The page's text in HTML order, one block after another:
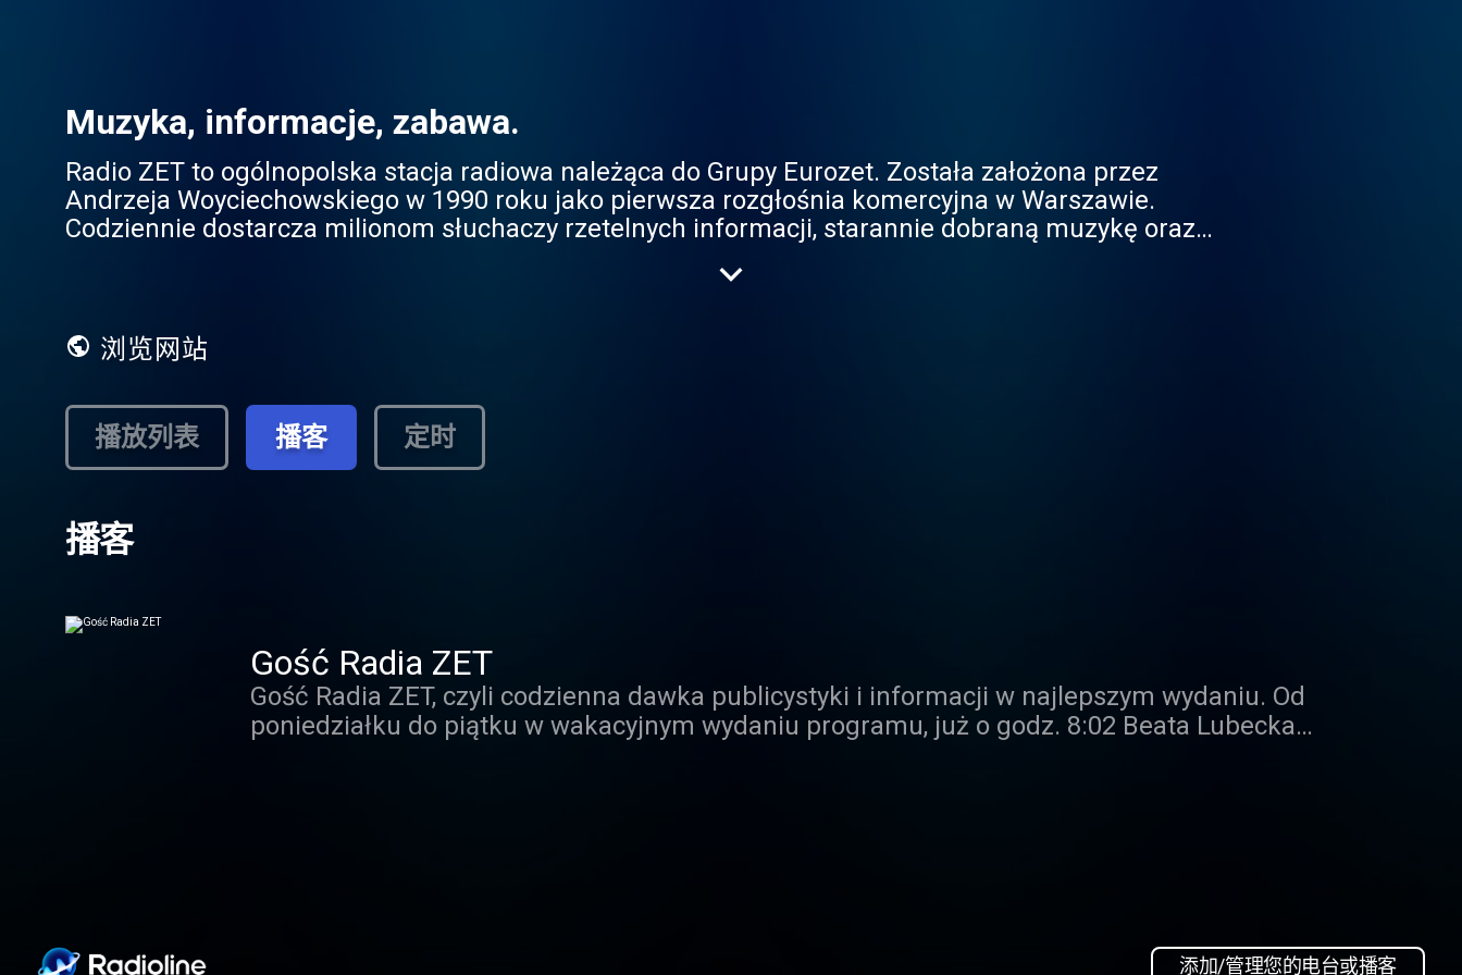
Muzyka, informacje, zabawa.
Radio ZET to ogólnopolska stacja radiowa należąca do Grupy Eurozet. Została założona przez
Andrzeja Woyciechowskiego w 1990 roku jako pierwsza rozgłośnia komercyjna w Warszawie.
Codziennie dostarcza milionom słuchaczy rzetelnych informacji, starannie dobraną muzykę oraz
浏览网站
播放列表 播客 定时
播客
Gość Radia ZET
Gość Radia ZET, czyli codzienna dawka publicystyki i informacji w najlepszym wydaniu. Od
poniedziałku do piątku w wakacyjnym wydaniu programu, już o godz. 8:02 Beata Lubecka
添加/管理您的电台或播客